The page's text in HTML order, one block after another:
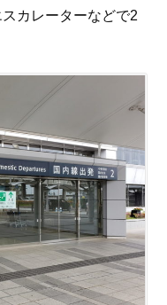
カレーターなどで2